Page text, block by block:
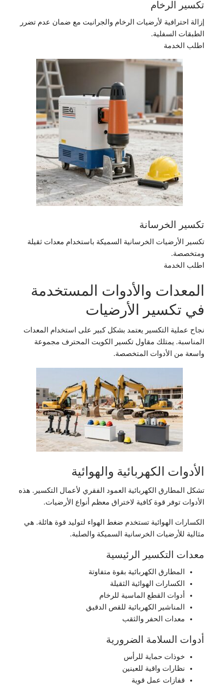
تكسير الرخام
إزالة احترافية لأرضيات الرخام والجرانيت مع ضمان عدم تضرر
الطبقات السفلية.
اطلب الخدمة
تكسير الخرسانة
تكسير الأرضيات الخرسانية السميكة باستخدام معدات ثقيلة
ومتخصصة.
اطلب الخدمة
المعدات والأدوات المستخدمة
في تكسير الأرضيات
نجاح عملية التكسير يعتمد بشكل كبير على استخدام المعدات
المناسبة. يمتلك مقاول تكسير الكويت المحترف مجموعة
واسعة من الأدوات المتخصصة.
الأدوات الكهربائية والهوائية
تشكل المطارق الكهربائية العمود الفقري لأعمال التكسير. هذه
الأدوات توفر قوة كافية لاختراق معظم أنواع الأرضيات.
الكسارات الهوائية تستخدم ضغط الهواء لتوليد قوة هائلة. هي
مثالية للأرضيات الخرسانية السميكة والصلبة.
معدات التكسير الرئيسية
المطارق الكهربائية بقوة متفاوتة
الكسارات الهوائية الثقيلة
أدوات القطع الماسية للرخام
المناشير الكهربائية للقص الدقيق
معدات الحفر والثقب
أدوات السلامة الضرورية
خوذات حماية للرأس
نظارات واقية للعينين
قفازات عمل قوية